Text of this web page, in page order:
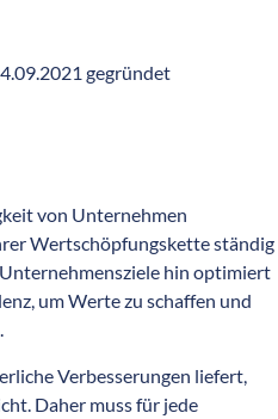
gegründet
von Unternehmen
Wertschöpfungskette ständig
hin optimiert
um Werte zu schaffen und
Verbesserungen liefert,
Daher muss für jede